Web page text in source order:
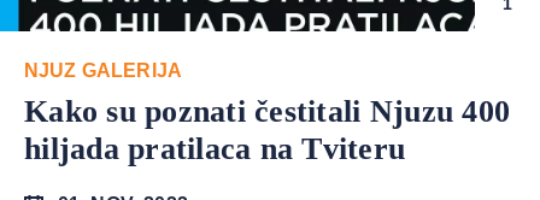
NJUZ GALERIJA
Kako su poznati čestitali Njuzu 400
hiljada pratilaca na Tviteru